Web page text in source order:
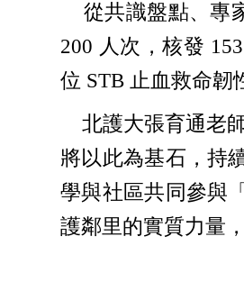
從共識盤點、專
200 人次，核發
位 STB 止血救命韌
北護大張育通老
將以此為基石，持
學與社區共同參與
護鄰里的實質力量